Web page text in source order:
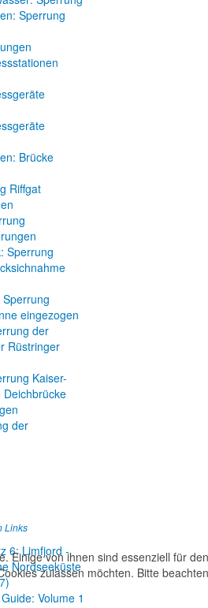
Sperrung
Brücke
Riffgat
Sperrung
eingezogen
der
Rüstringer
Kaiser-
Deichbrücke
der
Links
6: Limfjord -
Nordseeküste
Volume 1
Einige von ihnen sind essenziell für
zulassen möchten. Bitte